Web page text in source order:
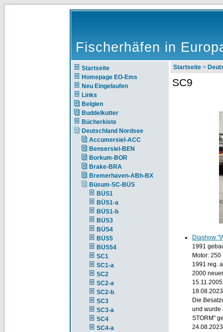
Fischerhäfen in
Startseite
Homepage EO-Ems
Neu Eingelaufen
Links
Belgien
Buddelkutter
Bücherkiste
Deutschland Nordsee
Accumersiel-ACC
Bensersiel-BEN
Borkum-BOR
Brake-BRA
Bremerhaven-ABh-BX
Büsum-SC-BÜS
BÜS1
BÜS1-a
BÜS1-b
BÜS3
BÜS4
BÜS5
BÜS54
SC1
SC1-a
SC2
SC2-a
SC2-b
SC3
SC3-a
SC4
SC4-a
Startseite >
SC9
Diashow
1991
Motor: 250
1991 reg.
2000
Die
und wurde
STORM"